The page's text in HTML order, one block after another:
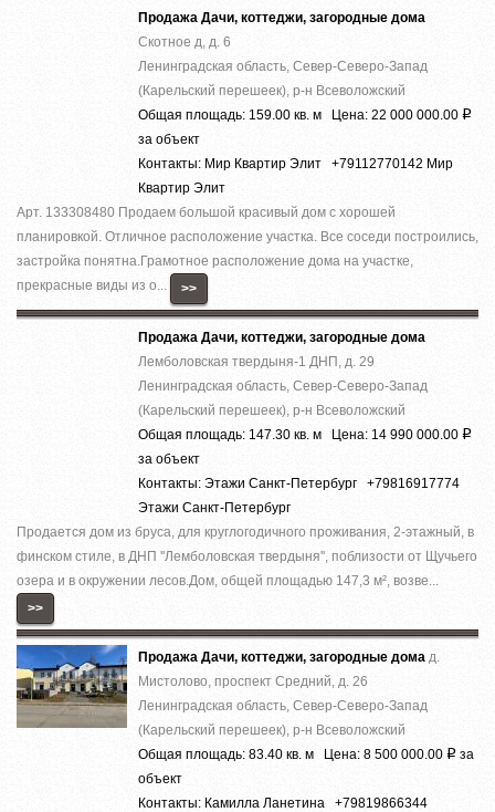
Продажа Дачи, коттеджи, загородные дома
Скотное д, д. 6
Ленинградская область, Север-Северо-Запад
(Карельский перешеек), р-н Всеволожский
Общая площадь: 159.00 кв. м Цена: 22 000 000.00 Р
за объект
Контакты: Мир Квартир Элит +79112770142 Мир
Квартир Элит
Арт. 133308480 Продаем большой красивый дом с хорошей
планировкой. Отличное расположение участка. Все соседи построились,
застройка понятна.Грамотное расположение дома на участке,
прекрасные виды из о...
>>
Продажа Дачи, коттеджи, загородные дома
Лемболовская твердыня-1 ДНП, д. 29
Ленинградская область, Север-Северо-Запад
(Карельский перешеек), р-н Всеволожский
Общая площадь: 147.30 кв. м Цена: 14 990 000.00 Р
за объект
Контакты: Этажи Санкт-Петербург +79816917774
Этажи Санкт-Петербург
Продается дом из бруса, для круглогодичного проживания, 2-этажный, в
финском стиле, в ДНП ''Лемболовская твердыня'', поблизости от Щучьего
озера и в окружении лесов.Дом, общей площадью 147,3 м², возве...
>>
Продажа Дачи, коттеджи, загородные дома д.
Мистолово, проспект Средний, д. 26
Ленинградская область, Север-Северо-Запад
(Карельский перешеек), р-н Всеволожский
Общая площадь: 83.40 кв. м Цена: 8 500 000.00 Р за
объект
Контакты: Камилла Ланетина +79819866344